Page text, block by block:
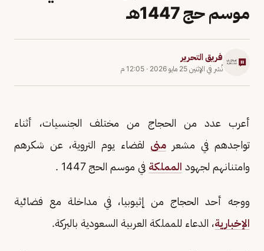
موسم حج 1447هـ
فريق التحرير
نُشر في الإثنين 25 مايو 2026 · 12:05 م
أعرب عدد من الحجاج من مختلف الجنسيات، أثناء
تواجدهم في مشعر منى لقضاء يوم التروية، عن شكرهم
وامتنانهم لجهود المملكة في موسم الحج 1447 .
ووجه أحد الحجاج من إثيوبيا، في مداخلة مع فضائية
الإخبارية، الدعاء للمملكة العربية السعودية بالبركة.